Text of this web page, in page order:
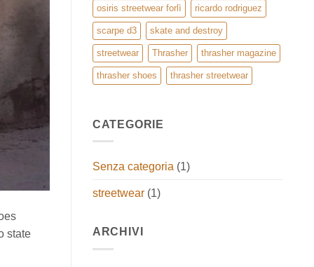
state
osiris streetwear forlì ricardo rodriguez
scarpe d3 skate and destroy
streetwear Thrasher thrasher magazine
thrasher shoes thrasher streetwear
CATEGORIE
Senza categoria (1)
streetwear(1)
ARCHIVI